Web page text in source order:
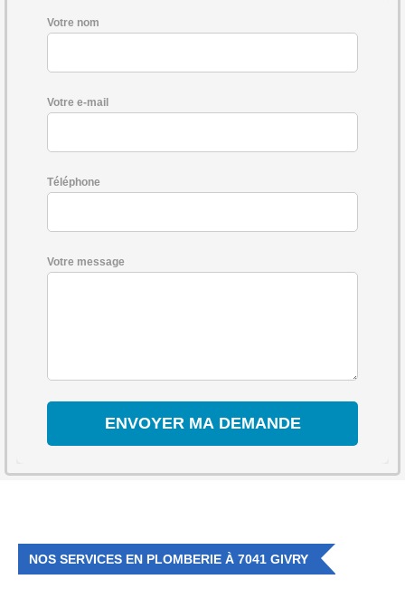
Votre nom
Votre e-mail
Téléphone
Votre message
NOS SERVICES EN PLOMBERIE À 7041 GIVRY